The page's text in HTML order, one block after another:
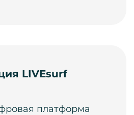
LIVEsurf
платформа